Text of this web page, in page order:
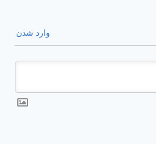
وارد شدن